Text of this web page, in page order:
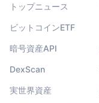
トップニュース
ビットコインETF
暗号資産API
DexScan
実世界資産